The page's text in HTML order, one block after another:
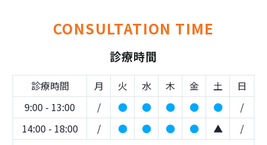
CONSULTATION TIME
診療時間
診療時間 月 火 水 木 金 土
日
9:00 - 13:00
/ ● ● ● ● ●
/
14:00 - 18:00
/ ● ● ● ● ▲
/